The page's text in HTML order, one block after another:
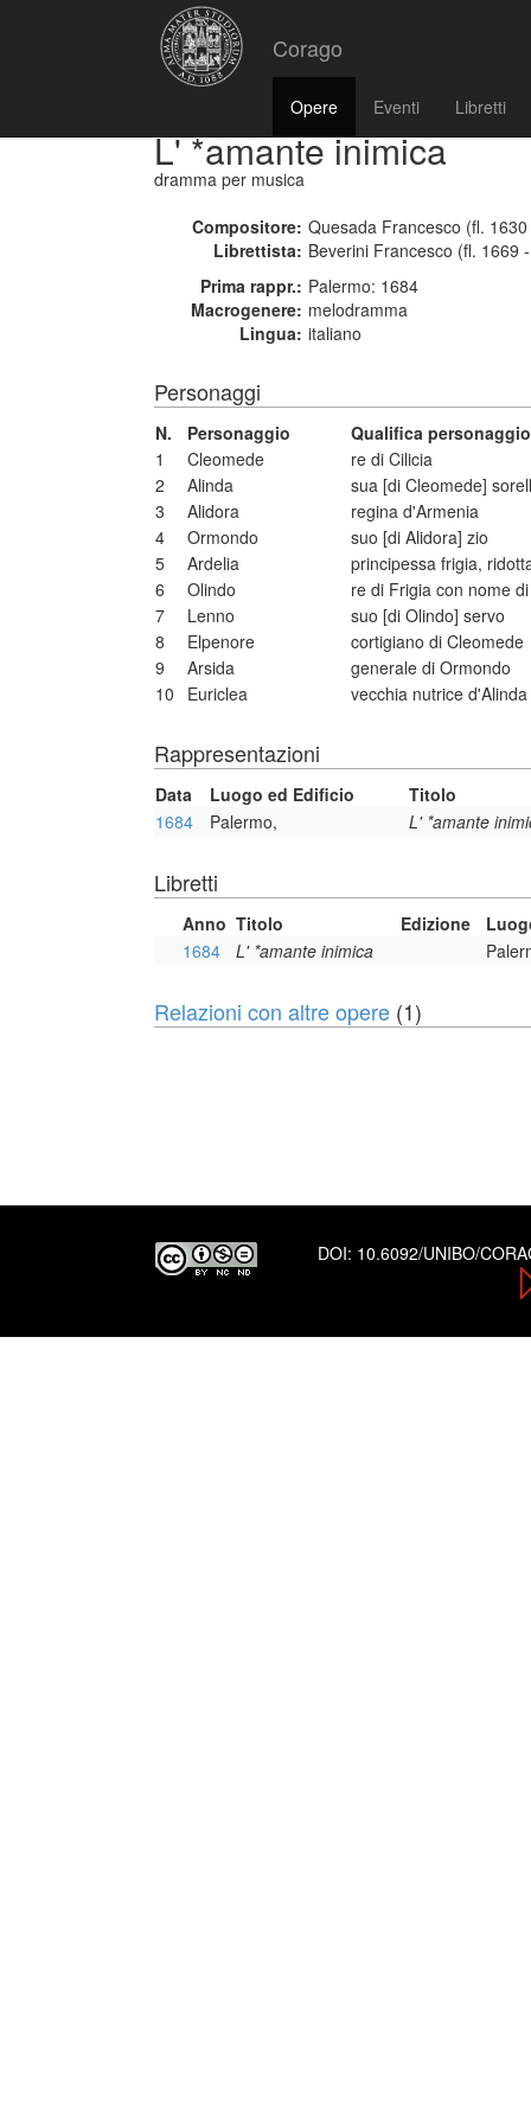
Corago
Opere Eventi Libretti
L' *amante inimica
dramma per musica
Compositore: Quesada Francesco (fl.
Librettista: Beverini Francesco (fl. 1669
Prima rappr.: Palermo: 1684
Macrogenere: melodramma
Lingua: italiano
Personaggi
N. Personaggio
Qualifica personaggio
1
Cleomede
re di Cilicia
2
Alinda
sua [di Cleomede]
3
Alidora
regina d'Armenia
4
Ormondo
suo [di Alidora] zio
5
Ardelia
principessa frigia,
6
Olindo
re di Frigia con nome
7
Lenno
suo [di Olindo] servo
8
Elpenore
cortigiano di Cleomede
9
Arsida
generale di Ormondo
10
Euriclea vecchia nutrice d'Alinda
Rappresentazioni
Data Luogo ed Edificio
Titolo
1684
Palermo, L' *amante
Libretti
Anno Titolo Edizione
1684
L' *amante inimica
Relazioni con altre opere (1)
DOI: 10.6092/UNIBO/